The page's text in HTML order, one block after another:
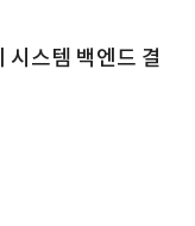
스템 백엔드 결